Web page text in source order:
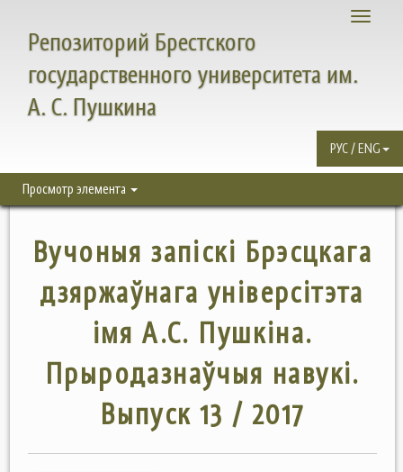
Toggle
Репозиторий Брестского
государственного университета им.
А. С. Пушкина
РУС / ENG
Просмотр элемента
Вучоныя запіскі Брэсцкага
дзяржаўнага універсітэта
імя А.С. Пушкіна.
Прыродазнаўчыя навукі.
Выпуск 13 / 2017